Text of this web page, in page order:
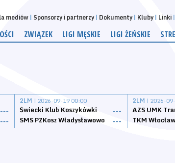
mediów Sponsorzy i partnerzy Dokumenty Kluby Linki
ZWIĄZEK LIGI MĘSKIE LIGI ŻEŃSKIE
---
---
2LM | 2026-09-19 00:00
Świecki Klub Koszykówki
---
SMS PZKosz Władysławowo
---
2LM | 2026-
AZS UMK
TKM